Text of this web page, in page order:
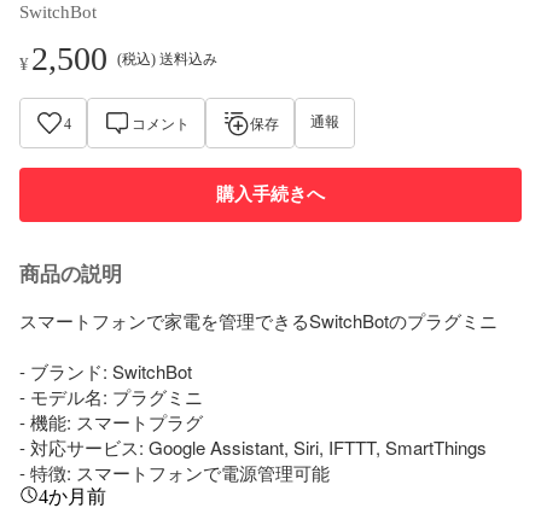
SwitchBot
¥2,500 (税込) 送料込み
4 コメント 保存 通報
購入手続きへ
商品の説明
スマートフォンで家電を管理できるSwitchBotのプラグミニ
- ブランド: SwitchBot
- モデル名: プラグミニ
- 機能: スマートプラグ
- 対応サービス: Google Assistant, Siri, IFTTT, SmartThings
- 特徴: スマートフォンで電源管理可能
4か月前